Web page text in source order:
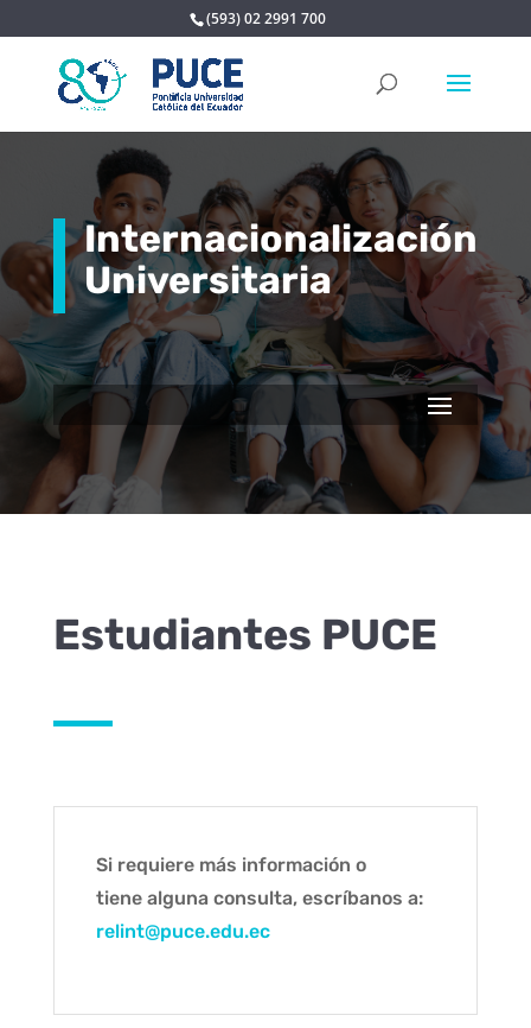
(593) 02 2991 700
Internacionalización
Universitaria
Estudiantes PUCE
Si requiere más información o
tiene alguna consulta, escríbanos a:
relint@puce.edu.ec